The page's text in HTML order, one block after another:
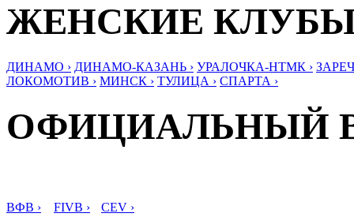
ЖЕНСКИЕ
ДИНАМО › ДИНАМО-КАЗАНЬ › УРАЛОЧКА-НТМК ›
ЛОКОМОТИВ › МИНСК › ТУЛИЦА › СПАРТА ›
ОФИЦИАЛЬНЫЙ
ВФВ › FIVB › CEV ›